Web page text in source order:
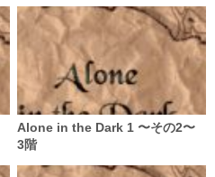
Alone in the Dark 1 〜その2〜
3階